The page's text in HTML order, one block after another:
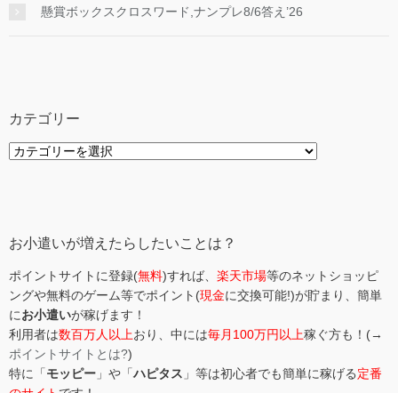
懸賞ボックスクロスワード,ナンプレ8/6答え’26
カテゴリー
カ
お小遣いが増えたらしたいことは？
ポイントサイトに登録(無料)すれば、 楽天市場等のネットショッピ
ングや無料のゲーム等でポイント(現金に交換可能!)が貯まり、簡単
にお小遣いが稼げます！
利用者は数百万人以上おり、中には毎月100万円以上稼ぐ方も！(→
ポイントサイトとは?)
特に「モッピー 」や「ハピタス 」等は初心者でも簡単に稼げる定番